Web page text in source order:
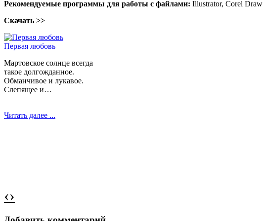
Рекомендуемые программы для работы с файлами: Illustrator, Corel Draw
Скачать >>
Первая любовь
Мартовское солнце всегда
такое долгожданное.
Обманчивое и лукавое.
Слепящее и…
Читать далее ...
Случай в маршрутке
Еду сегодня в маршрутке,
‹›